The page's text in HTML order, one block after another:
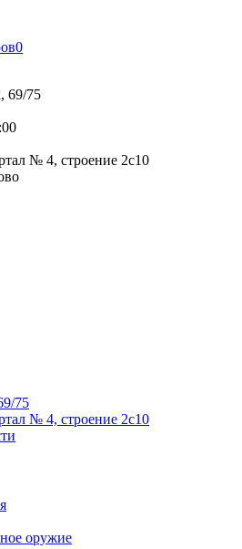
0
69/75
№ 4, строение 2с10
75
№ 4, строение 2с10
оружие